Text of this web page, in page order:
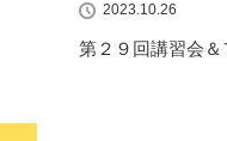
2023.10.26
第２９回講習会